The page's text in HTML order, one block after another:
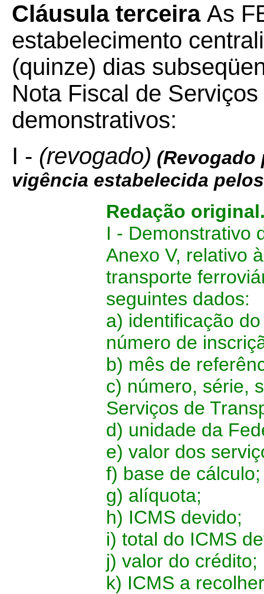
Cláusula terceira As
estabelecimento
(quinze) dias
Nota Fiscal de
demonstrativos:
I - (revogado) (Revogado
vigência estabelecida
Redação
I - Demonstrativo
Anexo V, relativo
transporte
seguintes dados:
a) identificação
número de
b) mês de
c) número, série,
Serviços de
d) unidade da
e) valor dos
f) base de cálculo;
g) alíquota;
h) ICMS devido;
i) total do ICMS
j) valor do crédito;
k) ICMS a